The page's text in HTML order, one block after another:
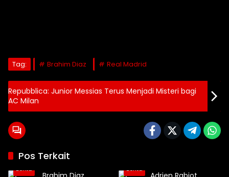
Tag: Brahim Diaz Real Madrid
Repubblica: Junior Messias Terus Menjadi Misteri bagi
AC Milan
Pos Terkait
Berita Berita